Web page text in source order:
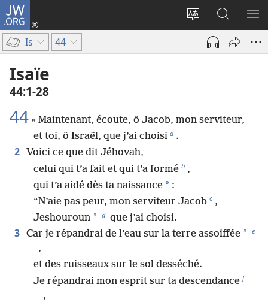
JW.ORG
Changer
langue
Se
connecter
sur
JW.ORG
Is 44
Isaïe
44​:​1-28
44 « Maintenant, écoute, ô Jacob, mon serviteur,
et toi, ô Israël, que j’ai choisi a .
2
Voici ce que dit Jéhovah,
celui qui t’a fait et qui t’a formé b ,
qui t’a aidé dès ta naissance * :
“N’aie pas peur, mon serviteur Jacob c ,
Jeshouroun * d que j’ai choisi.
3 Car je répandrai de l’eau sur la terre assoiffée * e
,
et des ruisseaux sur le sol desséché.
Je répandrai mon esprit sur ta descendance f
,